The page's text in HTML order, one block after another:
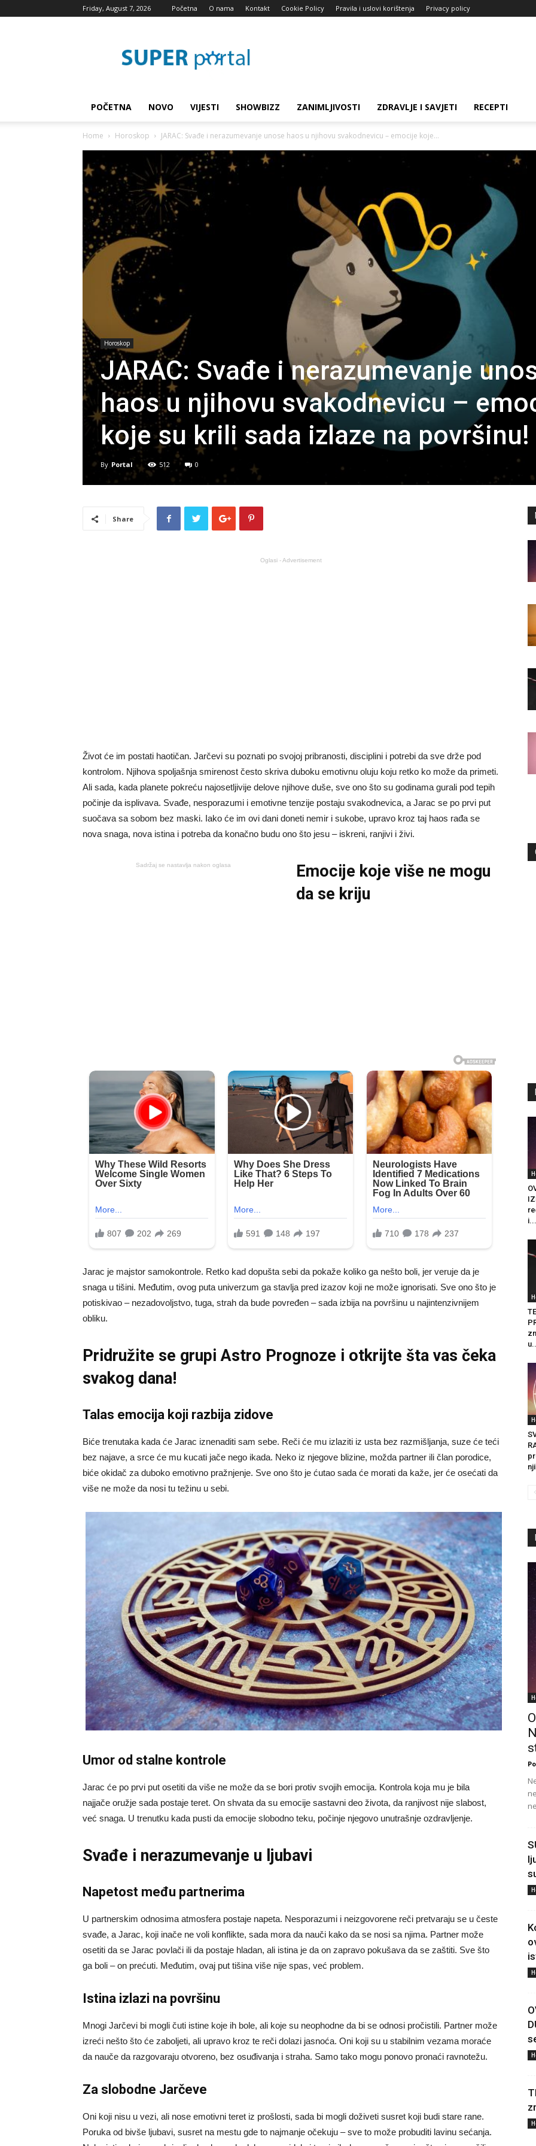
Friday, August 7, 2026 Početna O nama Kontakt Cookie Policy Pravila i uslovi korištenja Privacy policy
blog
POČETNA NOVO VIJESTI SHOWBIZZ ZANIMLJIVOSTI ZDRAVLJE I SAVJETI RECEPTI
Home Horoskop JARAC: Svađe i nerazumevanje unose haos u njihovu svakodnevicu – emocije koje...
Horoskop
JARAC: Svađe i nerazumevanje
haos u njihovu svakodnevicu –
koje su krili sada izlaze na površinu!
By Portal 512 0
Share
Oglasi - Advertisement
Život će im postati haotičan. Jarčevi su poznati po svojoj pribranosti, disciplini i potrebi da sve drže pod
kontrolom. Njihova spoljašnja smirenost često skriva duboku emotivnu oluju koju retko ko može da primeti.
Ali sada, kada planete pokreću najosetljivije delove njihove duše, sve ono što su godinama gurali pod tepih
počinje da isplivava. Svađe, nesporazumi i emotivne tenzije postaju svakodnevica, a Jarac se po prvi put
suočava sa sobom bez maski. Iako će im ovi dani doneti nemir i sukobe, upravo kroz taj haos rađa se
nova snaga, nova istina i potreba da konačno budu ono što jesu – iskreni, ranjivi i živi.
Sadržaj se nastavlja nakon oglasa
Emocije koje više ne mogu
da se kriju
Jarac je majstor samokontrole. Retko kad dopušta sebi da pokaže koliko ga nešto boli, jer veruje da je
snaga u tišini. Međutim, ovog puta univerzum ga stavlja pred izazov koji ne može ignorisati. Sve ono što je
potiskivao – nezadovoljstvo, tuga, strah da bude povređen – sada izbija na površinu u najintenzivnijem
obliku.
Pridružite se grupiAstro Prognoze i otkrijte šta vas čeka
svakog dana!
Talas emocija koji razbija zidove
Biće trenutaka kada će Jarac iznenaditi sam sebe. Reči će mu izlaziti iz usta bez razmišljanja, suze će teći
bez najave, a srce će mu kucati jače nego ikada. Neko iz njegove blizine, možda partner ili član porodice,
biće okidač za duboko emotivno pražnjenje. Sve ono što je ćutao sada će morati da kaže, jer će osećati da
više ne može da nosi tu težinu u sebi.
Umor od stalne kontrole
Jarac će po prvi put osetiti da više ne može da se bori protiv svojih emocija. Kontrola koja mu je bila
najjače oružje sada postaje teret. On shvata da su emocije sastavni deo života, da ranjivost nije slabost,
već snaga. U trenutku kada pusti da emocije slobodno teku, počinje njegovo unutrašnje ozdravljenje.
Svađe i nerazumevanje u ljubavi
Napetost među partnerima
U partnerskim odnosima atmosfera postaje napeta. Nesporazumi i neizgovorene reči pretvaraju se u česte
svađe, a Jarac, koji inače ne voli konflikte, sada mora da nauči kako da se nosi sa njima. Partner može
osetiti da se Jarac povlači ili da postaje hladan, ali istina je da on zapravo pokušava da se zaštiti. Sve što
ga boli – on prećuti. Međutim, ovaj put tišina više nije spas, već problem.
Istina izlazi na površinu
Mnogi Jarčevi bi mogli čuti istine koje ih bole, ali koje su neophodne da bi se odnosi pročistili. Partner može
izreći nešto što će zaboljeti, ali upravo kroz te reči dolazi jasnoća. Oni koji su u stabilnim vezama moraće
da nauče da razgovaraju otvoreno, bez osuđivanja i straha. Samo tako mogu ponovo pronaći ravnotežu.
Za slobodne Jarčeve
Oni koji nisu u vezi, ali nose emotivni teret iz prošlosti, sada bi mogli doživeti susret koji budi stare rane.
Poruka od bivše ljubavi, susret na mestu gde to najmanje očekuju – sve to može probuditi lavinu sećanja.
i...